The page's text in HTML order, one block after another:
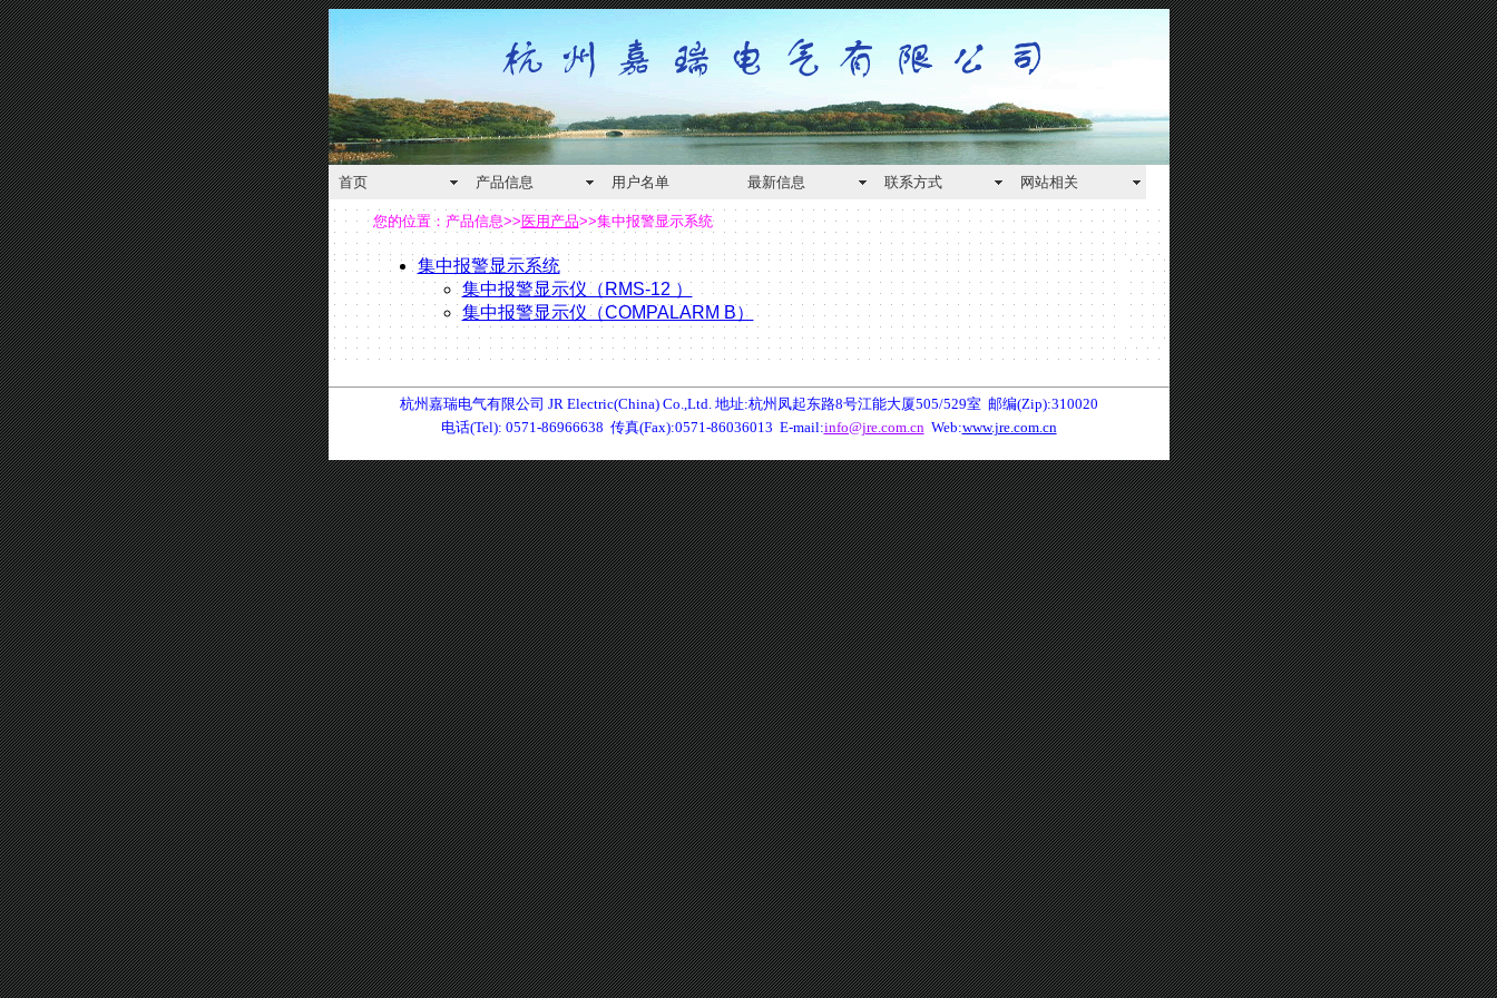
首页 产品信息 用户名单 最新信息 联系方式 网站相关
您的位置： 产品信息>>医用产品>>集中报警显示系统
集中报警显示系统
集中报警显示仪（RMS-12 ）
集中报警显示仪（COMPALARM B）
杭州嘉瑞电气有限公司 JR Electric(China) Co.,Ltd. 地址:杭州凤起东路8号江能大厦505/529室 邮编(Zip):310020
电话(Tel): 0571-86966638 传真(Fax):0571-86036013 E-mail:info@jre.com.cnWeb:www.jre.com.cn